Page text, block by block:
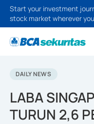
Start your investment
stock market wherever
DAILY NEWS
LABA
TURUN 2,6